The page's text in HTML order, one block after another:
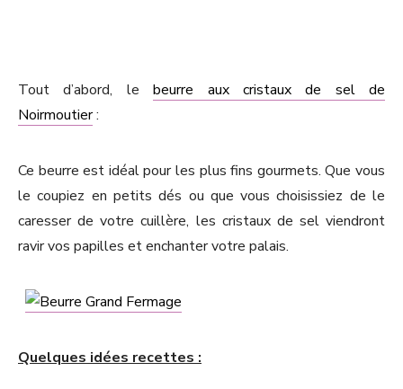
Tout d’abord, lebeurre aux cristaux de sel de
Noirmoutier:
Ce beurre est idéal pour les plus fins gourmets. Que vous
le coupiez en petits dés ou que vous choisissiez de le
caresser de votre cuillère, les cristaux de sel viendront
ravir vos papilles et enchanter votre palais.
Quelques idées recettes :